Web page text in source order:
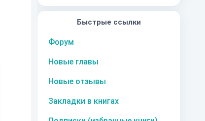
Быстрые ссылки
Форум
Новые главы
Новые отзывы
Закладки в книгах
10 за часть 10 за часть